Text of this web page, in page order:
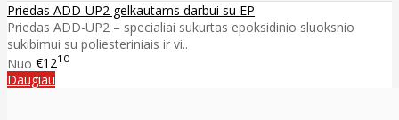
Priedas ADD-UP2 gelkautams darbui su EP
Priedas ADD-UP2 – specialiai sukurtas epoksidinio sluoksnio
sukibimui su poliesteriniais ir vi..
Nuo €1210
Daugiau